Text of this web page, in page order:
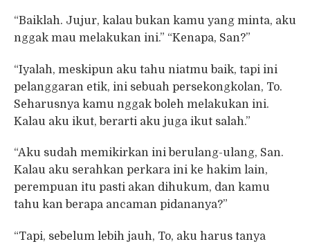
“Baiklah. Jujur, kalau bukan kamu yang minta, aku
nggak mau melakukan ini.” “Kenapa, San?”
“Iyalah, meskipun aku tahu niatmu baik, tapi ini
pelanggaran etik, ini sebuah persekongkolan, To.
Seharusnya kamu nggak boleh melakukan ini.
Kalau aku ikut, berarti aku juga ikut salah.”
“Aku sudah memikirkan ini berulang-ulang, San.
Kalau aku serahkan perkara ini ke hakim lain,
perempuan itu pasti akan dihukum, dan kamu
tahu kan berapa ancaman pidananya?”
“Tapi, sebelum lebih jauh, To, aku harus tanya